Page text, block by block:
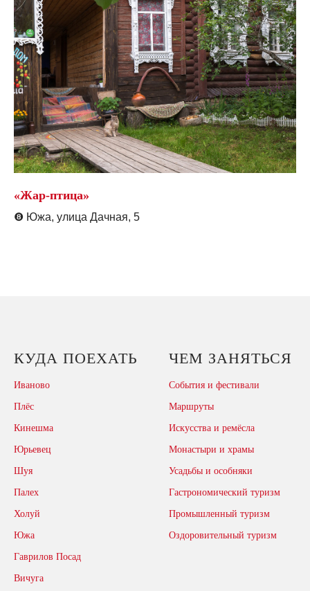
«Жар-птица»
❽ Южа, улица Дачная, 5
КУДА ПОЕХАТЬ
Иваново
Плёс
Кинешма
Юрьевец
Шуя
Палех
Холуй
Южа
Гаврилов Посад
Вичуга
ЧЕМ ЗАНЯТЬСЯ
События и фестивали
Маршруты
Искусства и ремёсла
Монастыри и храмы
Усадьбы и особняки
Гастрономический туризм
Промышленный туризм
Оздоровительный туризм